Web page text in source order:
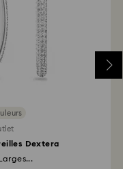
Dextera